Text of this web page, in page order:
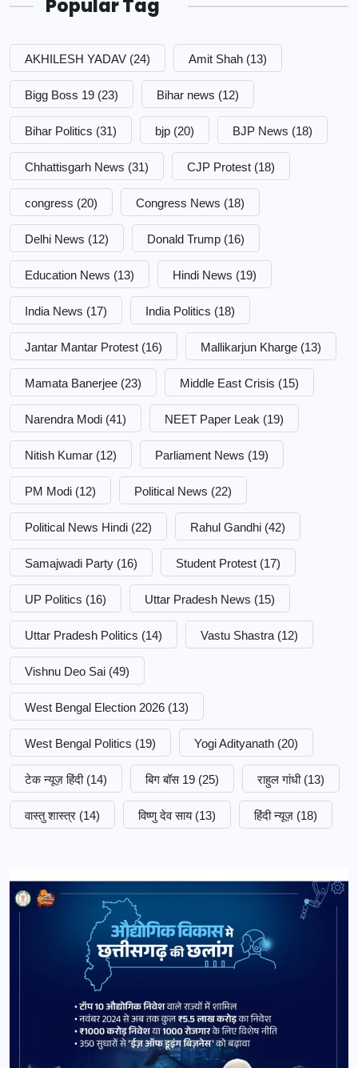
Popular Tag
AKHILESH YADAV (24) Amit Shah (13)
Bigg Boss 19 (23) Bihar news (12)
Bihar Politics (31) bjp (20) BJP News (18)
Chhattisgarh News (31) CJP Protest (18)
congress (20) Congress News (18)
Delhi News (12) Donald Trump (16)
Education News (13) Hindi News (19)
India News (17) India Politics (18)
Jantar Mantar Protest (16) Mallikarjun Kharge (13)
Mamata Banerjee (23) Middle East Crisis (15)
Narendra Modi (41) NEET Paper Leak (19)
Nitish Kumar (12) Parliament News (19)
PM Modi (12) Political News (22)
Political News Hindi (22) Rahul Gandhi (42)
Samajwadi Party (16) Student Protest (17)
UP Politics (16) Uttar Pradesh News (15)
Uttar Pradesh Politics (14) Vastu Shastra (12)
Vishnu Deo Sai (49)
West Bengal Election 2026 (13)
West Bengal Politics (19) Yogi Adityanath (20)
टेक न्यूज़ हिंदी (14) बिग बॉस 19 (25) राहुल गांधी (13)
वास्तु शास्त्र (14) विष्णु देव साय (13) हिंदी न्यूज़ (18)